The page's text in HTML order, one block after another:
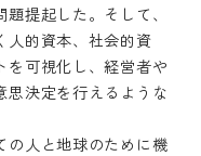
提起した。そして、
人的資本、社会的資
を可視化し、経営者や
思決定を行えるような
の人と地球のために機